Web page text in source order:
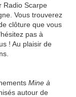
Radio Scarpe
Vous trouverez
clôture que vous
pas à
! Au plaisir de
Mine à
autour de